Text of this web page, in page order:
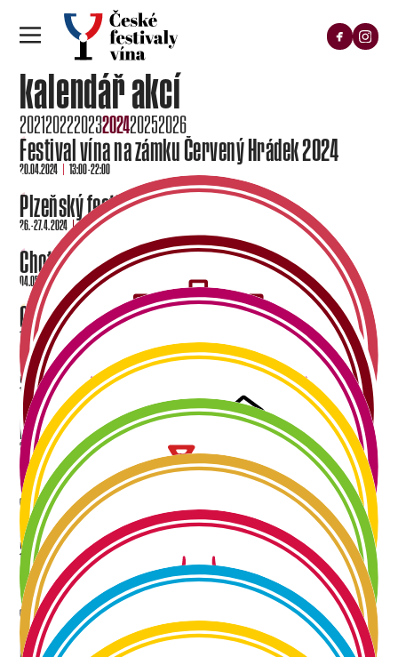
kalendář akcí
202120222023202420252026
Festival vína na zámku Červený Hrádek 2024
20.04.2024 13:00 - 22:00
Plzeňský festival vína JARO 2024
26. - 27. 4. 2024 13:00 - 22:00
Chotěšovský festival vína 2024
04.05.2024 13:00 - 22:00
Chebský festival vína 2024
11.05.2024 13:00 - 22:00
Strakonický festival vína 2024
18.05.2024 13:00 - 22:00
Domažlický festival vína 2024
25.05.2024 13:00 - 22:00
Víno a jídlo na zámku Kozel 2024
08.06.2024 11:00 - 20:00
Staňkovský festival vína 2024
15.06.2024 13:00 - 22:00
Teplický festival vína 2024
03.08.2024 12:00 - 22:00
Poděbradský festival vína 2024